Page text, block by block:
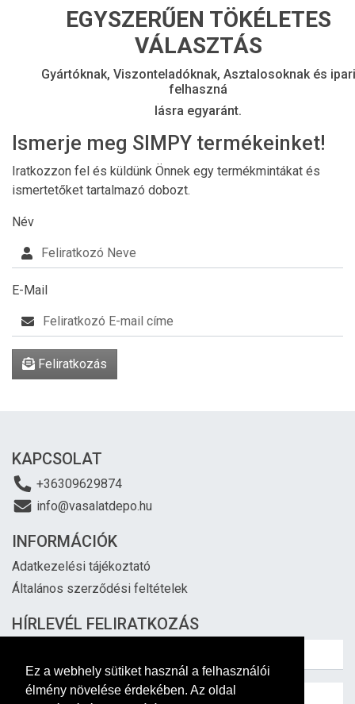
Ez a webhely sütiket használ a felhasználói
élmény növelése érdekében. Az oldal
EGYSZERŰEN TÖKÉLETES
VÁLASZTÁS
Gyártóknak, Viszonteladóknak, Asztalosoknak és ipari
felhaszná
lásra egyaránt.
Ismerje meg SIMPY termékeinket!
Iratkozzon fel és küldünk Önnek egy termékmintákat és
ismertetőket tartalmazó dobozt.
Név
E-Mail
Feliratkozás
KAPCSOLAT
+36309629874
info@vasalatdepo.hu
INFORMÁCIÓK
Adatkezelési tájékoztató
Általános szerződési feltételek
HÍRLEVÉL FELIRATKOZÁS